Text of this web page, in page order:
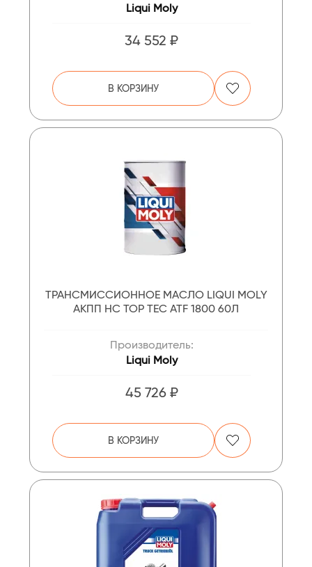
Liqui Moly
34 552 ₽
В КОРЗИНУ
ТРАНСМИССИОННОЕ МАСЛО LIQUI MOLY
АКПП НС TOP TEC ATF 1800 60Л
Производитель:
Liqui Moly
45 726 ₽
В КОРЗИНУ